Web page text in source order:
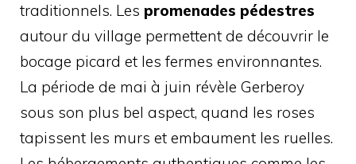
traditionnels. Les promenades pédestres
autour du village permettent de découvrir le
bocage picard et les fermes environnantes.
La période de mai à juin révèle Gerberoy
sous son plus bel aspect, quand les roses
tapissent les murs et embaument les ruelles.